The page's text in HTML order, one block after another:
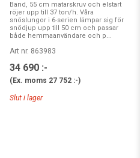
Band, 55 cm matarskruv och elstart
röjer upp till 37 ton/h. Våra
snöslungor i 6-serien lämpar sig för
snödjup upp till 50 cm och passar
både hemmaanvändare och p...
Art nr. 863983
34 690 :-
(Ex. moms 27 752 :-)
Slut i lager